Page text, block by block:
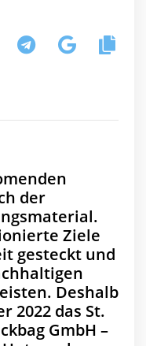
der
Ziele
gesteckt und
Deshalb
2022 das St.
GmbH –